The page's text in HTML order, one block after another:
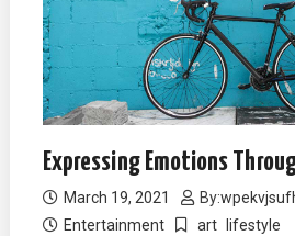
Expressing Emotions
March 19, 2021 By:
Entertainment
art lifestyle